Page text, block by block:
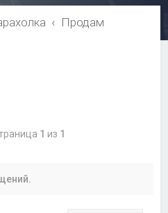
Продам
1 из 1